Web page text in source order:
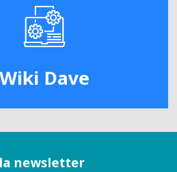
Wiki Dave
newsletter